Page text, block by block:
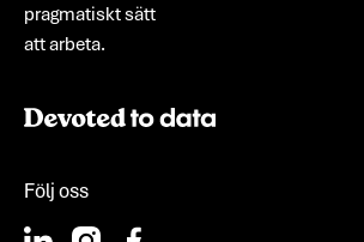
pragmatiskt sätt
att arbeta.
Följ oss